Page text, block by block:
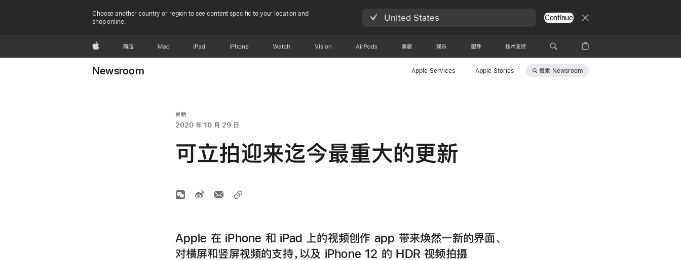
Choose another country or region to see content specific to your location and
shop online.
United States Continue
Apple 商店 Mac iPad iPhone Watch Vision AirPods 家居 娱乐 配件 技术支持
Newsroom Apple Services Apple Stories 搜索 Newsroom
更新
2020 年 10 月 29 日
可立拍迎来迄今最重大的更新
Apple 在 iPhone 和 iPad 上的视频创作 app 带来焕然一新的界面、
对横屏和竖屏视频的支持，以及 iPhone 12 的 HDR 视频拍摄